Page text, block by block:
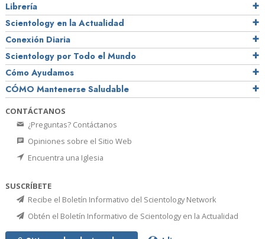
Librería
Scientology en la Actualidad
Conexión Diaria
Scientology por Todo el Mundo
Cómo Ayudamos
CÓMO Mantenerse Saludable
CONTÁCTANOS
¿Preguntas? Contáctanos
Opiniones sobre el Sitio Web
Encuentra una Iglesia
SUSCRÍBETE
Recibe el Boletín Informativo del Scientology Network
Obtén el Boletín Informativo de Scientology en la Actualidad